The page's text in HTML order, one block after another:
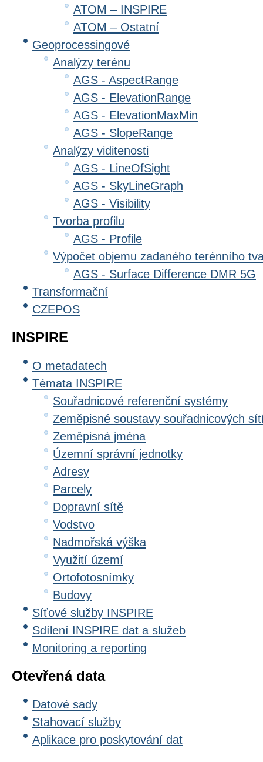
ATOM – INSPIRE
ATOM – Ostatní
Geoprocessingové
Analýzy terénu
AGS - AspectRange
AGS - ElevationRange
AGS - ElevationMaxMin
AGS - SlopeRange
Analýzy viditenosti
AGS - LineOfSight
AGS - SkyLineGraph
AGS - Visibility
Tvorba profilu
AGS - Profile
Výpočet objemu zadaného terénního
AGS - Surface Difference DMR 5G
Transformační
CZEPOS
INSPIRE
O metadatech
Témata INSPIRE
Souřadnicové referenční systémy
Zeměpisné soustavy souřadnicových
Zeměpisná jména
Územní správní jednotky
Adresy
Parcely
Dopravní sítě
Vodstvo
Nadmořská výška
Využití území
Ortofotosnímky
Budovy
Síťové služby INSPIRE
Sdílení INSPIRE dat a služeb
Monitoring a reporting
Otevřená data
Datové sady
Stahovací služby
Aplikace pro poskytování dat